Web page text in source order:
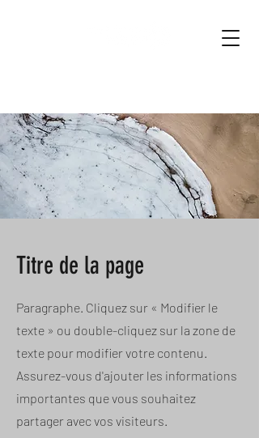
Titre de la page
Paragraphe. Cliquez sur « Modifier le
texte » ou double-cliquez sur la zone de
texte pour modifier votre contenu.
Assurez-vous d'ajouter les informations
importantes que vous souhaitez
partager avec vos visiteurs.